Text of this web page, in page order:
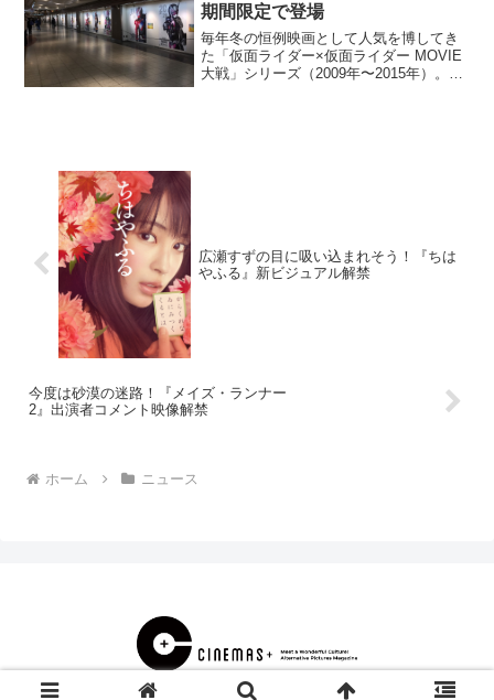
期間限定で登場
毎年冬の恒例映画として人気を博してき
た「仮面ライダー×仮面ライダー MOVIE
大戦」シリーズ（2009年〜2015年）。
広瀬すずの目に吸い込まれそう！『ちは
やふる』新ビジュアル解禁
今度は砂漠の迷路！『メイズ・ランナー
2』出演者コメント映像解禁
ホーム ニュース
© 2000 CINEMAS＋.